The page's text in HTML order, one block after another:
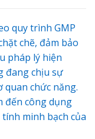
quy trình GMP
chẽ, đảm bảo
pháp lý hiện
đang chịu sự
quan chức năng.
đến công dụng
minh bạch của